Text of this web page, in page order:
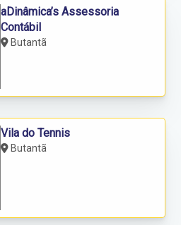
Butantã
aDinâmica’s Assessoria
Contábil
Butantã
Vila do Tennis